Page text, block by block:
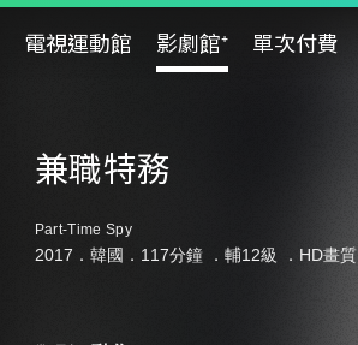
電視運動館 影劇館⁺ 單次付費
兼職特務
Part-Time Spy
2017．韓國．117分鐘 ． 輔12級 ．HD畫質